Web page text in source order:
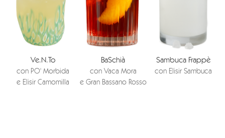
Ve.N.To
con PO' Morbida
e Elisir Camomilla
BaSchià
con Vaca Mora
e Gran Bassano Rosso
Sambuca Frappè
con Elisir Sambuca